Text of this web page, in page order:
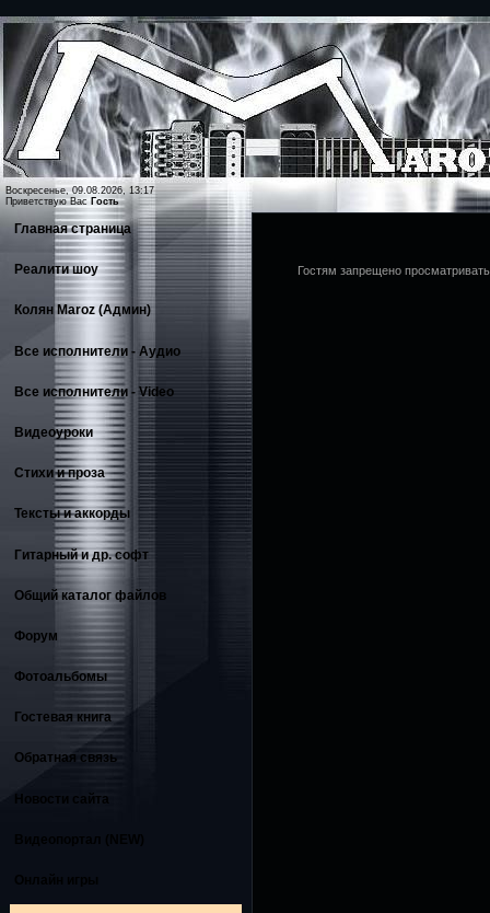
Воскресенье, 09.08.2026, 13:17
Приветствую Вас Гость
Главная страница
Реалити шоу
Колян Maroz (Админ)
Все исполнители - Аудио
Все исполнители - Video
Видеоуроки
Стихи и проза
Тексты и аккорды
Гитарный и др. софт
Общий каталог файлов
Форум
Фотоальбомы
Гостевая книга
Обратная связь
Новости сайта
Гостям запрещено